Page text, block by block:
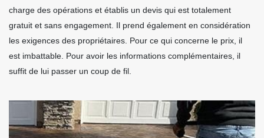
charge des opérations et établis un devis qui est totalement
gratuit et sans engagement. Il prend également en considération
les exigences des propriétaires. Pour ce qui concerne le prix, il
est imbattable. Pour avoir les informations complémentaires, il
suffit de lui passer un coup de fil.